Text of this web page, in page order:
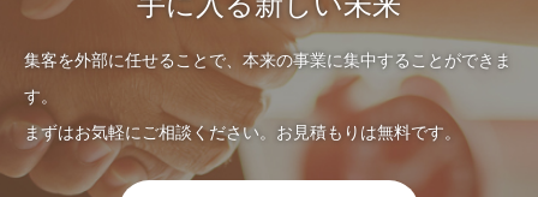
集客を外部に任せることで、本来の事業に集中することができま
す。
まずはお気軽にご相談ください。お見積もりは無料です。